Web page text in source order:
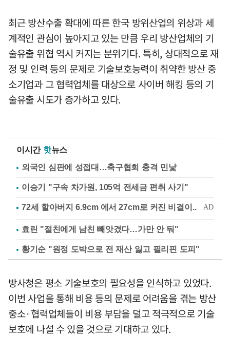
최근 방산수출 확대에 따른 한국 방위산업의 위상과 세
계적인 관심이 높아지고 있는 만큼 우리 방산업체의 기
술유출 위협 역시 커지는 분위기다. 특히, 상대적으로 재
정 및 인력 등의 문제로 기술보호능력이 취약한 방산 중
소기업과 그 협력업체를 대상으로 사이버 해킹 등의 기
술유출 시도가 증가하고 있다.
이시간 핫뉴스
외국인 심판에 성접대…축구협회 충격 민낯
이승기 "구속 차가원, 105억 전세금 편취 사기"
효린 "절친에게 남친 빼앗겼다…가만 안 둬"
황기순 "원정 도박으로 전 재산 잃고 필리핀 도피"
방사청은 평소 기술보호의 필요성을 인식하고 있었다.
이번 사업을 통해 비용 등의 문제로 어려움을 겪는 방산
중소·협력업체들이 비용 부담을 덜고 적극적으로 기술
보호에 나설 수 있을 것으로 기대하고 있다.